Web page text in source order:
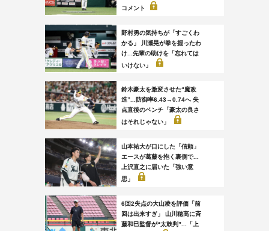
コメント
野村勇の気持ちが「すごくわ
かる」 川瀬晃が拳を握ったわ
け...先輩の助けを「忘れては
いけない」
鈴木豪太を激変させた“魔改
造”...防御率6.43→0.74へ 失
点直後のベンチ「豪太の良さ
はそれじゃない」
山本祐大が口にした「信頼」
エースが葛藤を抱く裏側で...
上沢直之に届いた「強い意
思」
6回2失点の大山凌を評価「前
回は出来すぎ」 山川穂高に斉
藤和巳監督が“太鼓判”...「上